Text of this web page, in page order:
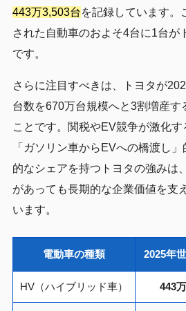
443万3,503台 を記録しています。
された自動車のおよそ4台に1台が
です。
さらに注目すべきは、トヨタが
台数を670万台規模へと3割増産す
ことです。関税やEV競争が激化す
「ガソリン車からEVへの橋渡し
的なシェアを持つトヨタの強みは
があっても長期的な企業価値を支
います。
電動車の種類 2025年
HV（ハイブリッド車） 443